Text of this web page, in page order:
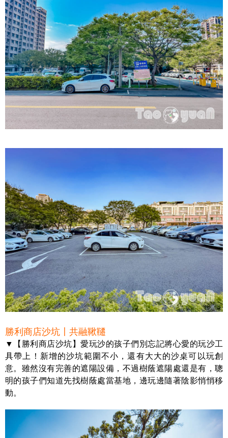
勝利商店沙坑〡共融鞦韆
▼【勝利商店沙坑】愛玩沙的孩子們別忘記將心愛的玩沙工
具帶上！新增的沙坑範圍不小，還有大大的沙桌可以玩創
意。雖然沒有完善的遮陽設備，不過樹蔭遮陽處還是有，聰
明的孩子們知道先找樹蔭處當基地，邊玩邊隨著陰影悄悄移
動。